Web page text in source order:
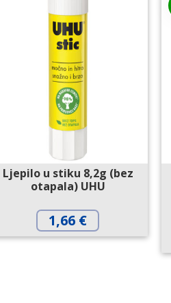
Ljepilo u stiku 8,2g (bez
otapala) UHU
1,66 €